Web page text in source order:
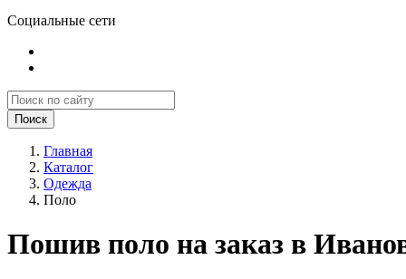
Социальные сети
Поиск
Главная
Каталог
Одежда
Поло
Пошив поло на заказ в